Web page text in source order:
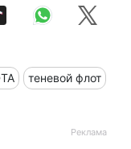
теневой флот